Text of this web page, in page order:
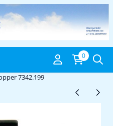
wählen oder alle
0
7342.199